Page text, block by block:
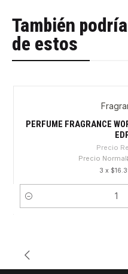
También
de estos
PERFUME FRAGRANCE
Precio
Precio Normal
3 x
Cantidad